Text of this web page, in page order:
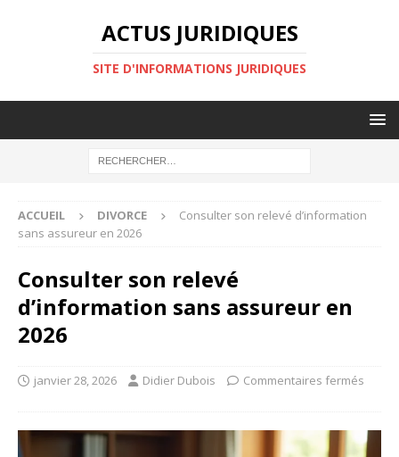
ACTUS JURIDIQUES
SITE D'INFORMATIONS JURIDIQUES
ACCUEIL DIVORCE
Consulter son relevé d’information
sans assureur en 2026
Consulter son relevé
d’information sans assureur en
2026
janvier 28, 2026 Didier Dubois Commentaires fermés